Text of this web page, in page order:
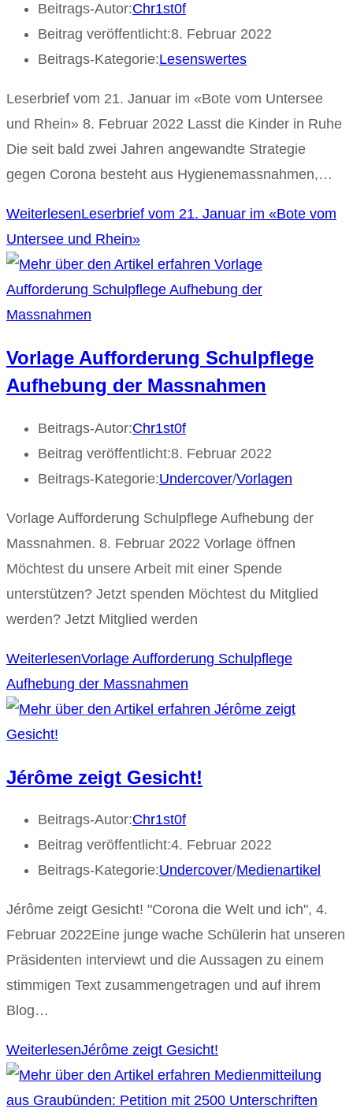
Beitrags-Autor:Chr1st0f
Beitrag veröffentlicht:8. Februar 2022
Beitrags-Kategorie:Lesenswertes
Leserbrief vom 21. Januar im «Bote vom Untersee
und Rhein» 8. Februar 2022 Lasst die Kinder in Ruhe
Die seit bald zwei Jahren angewandte Strategie
gegen Corona besteht aus Hygienemassnahmen,…
WeiterlesenLeserbrief vom 21. Januar im «Bote vom
Untersee und Rhein»
Vorlage Aufforderung Schulpflege
Aufhebung der Massnahmen
Beitrags-Autor:Chr1st0f
Beitrag veröffentlicht:8. Februar 2022
Beitrags-Kategorie:Undercover/Vorlagen
Vorlage Aufforderung Schulpflege Aufhebung der
Massnahmen. 8. Februar 2022 Vorlage öffnen
Möchtest du unsere Arbeit mit einer Spende
unterstützen? Jetzt spenden Möchtest du Mitglied
werden? Jetzt Mitglied werden
WeiterlesenVorlage Aufforderung Schulpflege
Aufhebung der Massnahmen
Jérôme zeigt Gesicht!
Beitrags-Autor:Chr1st0f
Beitrag veröffentlicht:4. Februar 2022
Beitrags-Kategorie:Undercover/Medienartikel
Jérôme zeigt Gesicht! "Corona die Welt und ich", 4.
Februar 2022Eine junge wache Schülerin hat unseren
Präsidenten interviewt und die Aussagen zu einem
stimmigen Text zusammengetragen und auf ihrem
Blog…
WeiterlesenJérôme zeigt Gesicht!